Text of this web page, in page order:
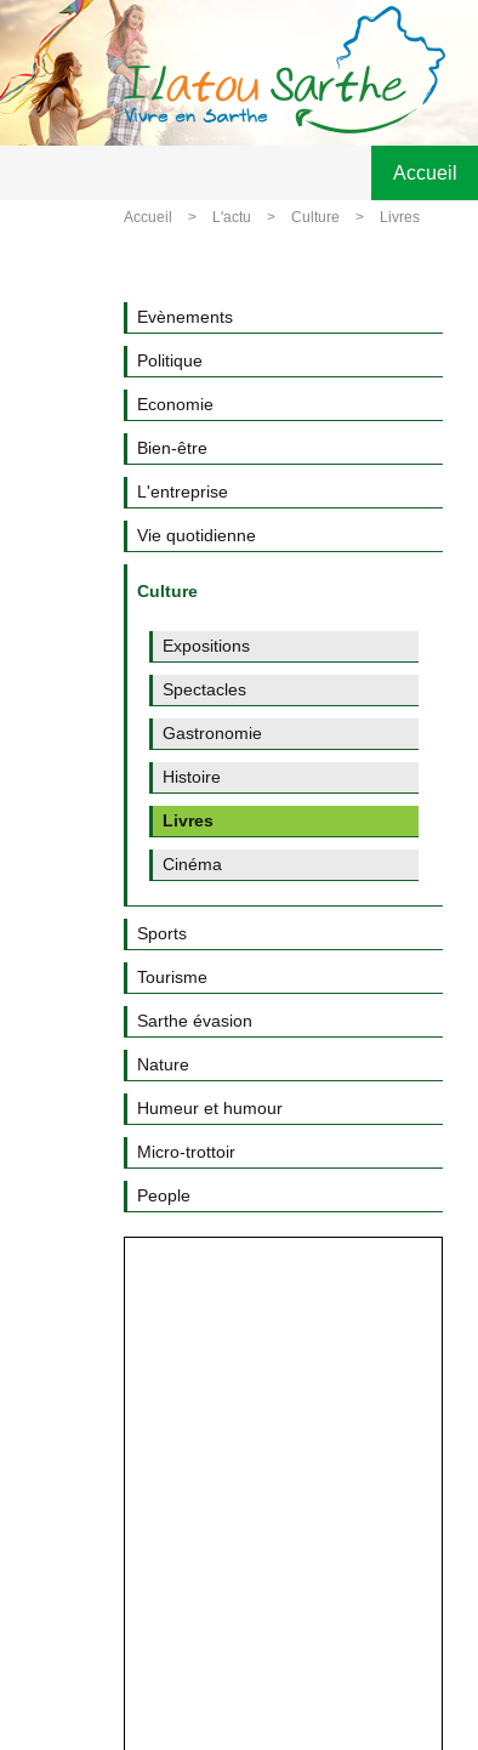
Accueil
Accueil L'actu Culture Livres
Evènements
Politique
Economie
Bien-être
L'entreprise
Vie quotidienne
Culture
Expositions
Spectacles
Gastronomie
Histoire
Livres
Cinéma
Sports
Tourisme
Sarthe évasion
Nature
Humeur et humour
Micro-trottoir
People